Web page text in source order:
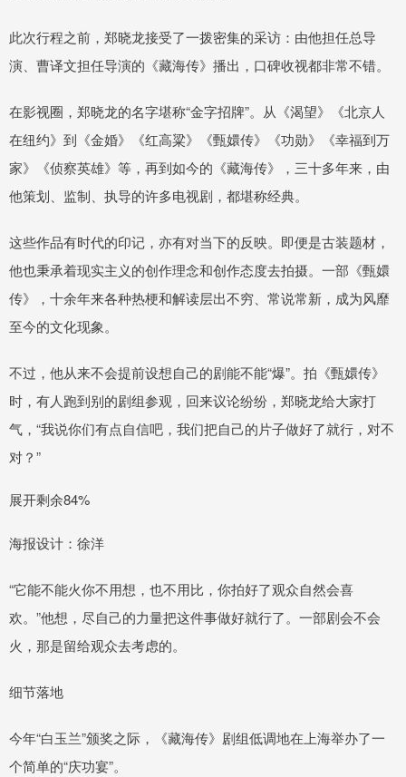
此次行程之前，郑晓龙接受了一拨密集的采访：由他担任总导
演、曹译文担任导演的《藏海传》播出，口碑收视都非常不错。
在影视圈，郑晓龙的名字堪称“金字招牌”。从《渴望》《北京人
在纽约》到《金婚》《红高粱》《甄嬛传》《功勋》《幸福到万
家》《侦察英雄》等，再到如今的《藏海传》，三十多年来，由
他策划、监制、执导的许多电视剧，都堪称经典。
这些作品有时代的印记，亦有对当下的反映。即便是古装题材，
他也秉承着现实主义的创作理念和创作态度去拍摄。一部《甄嬛
传》，十余年来各种热梗和解读层出不穷、常说常新，成为风靡
至今的文化现象。
不过，他从来不会提前设想自己的剧能不能“爆”。拍《甄嬛传》
时，有人跑到别的剧组参观，回来议论纷纷，郑晓龙给大家打
气，“我说你们有点自信吧，我们把自己的片子做好了就行，对不
对？”
展开剩余84%
海报设计：徐洋
“它能不能火你不用想，也不用比，你拍好了观众自然会喜
欢。”他想，尽自己的力量把这件事做好就行了。一部剧会不会
火，那是留给观众去考虑的。
细节落地
今年“白玉兰”颁奖之际，《藏海传》剧组低调地在上海举办了一
个简单的“庆功宴”。